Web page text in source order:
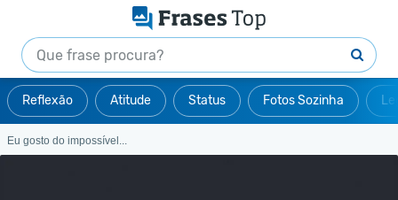
Reflexão Atitude Status Fotos Sozinha
Eu gosto do impossível...